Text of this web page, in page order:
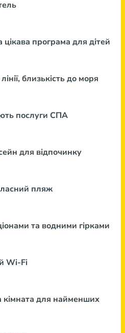
цікава програма для дітей
близькість до моря
послуги СПА
для відпочинку
пляж
та водними гірками
Wi-Fi
кімната для найменших